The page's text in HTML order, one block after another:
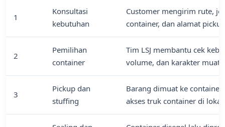
1
Konsultasi
kebutuhan
Customer mengirim rute,
container, dan alamat
2
Pemilihan
container
Tim LSJ membantu cek
volume, dan karakter
3
Pickup dan
stuffing
Barang dimuat ke
akses truk container di